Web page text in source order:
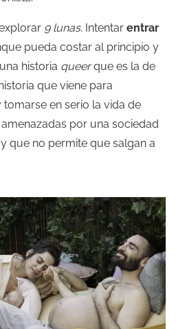
9 lunas. Intentar entrar
pueda costar al principio y
historia queerque es la de
que viene para
en serio la vida de
por una sociedad
que no permite que salgan a